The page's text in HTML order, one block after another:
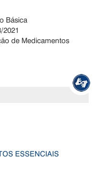
Básica
2021
de Medicamentos